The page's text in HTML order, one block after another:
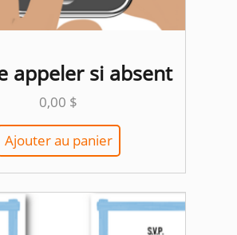
appeler si absent
0,00 $
Ajouter au panier